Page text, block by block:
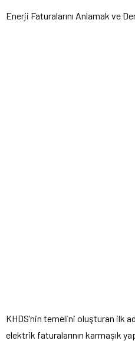
Enerji Faturalarını Anlamak ve
KHDS’nin temelini oluşturan ilk
elektrik faturalarının karmaşık